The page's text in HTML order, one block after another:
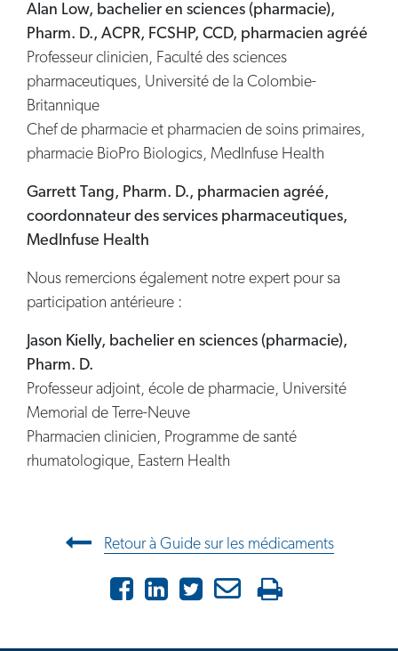
Alan Low, bachelier en sciences (pharmacie),
Pharm. D., ACPR, FCSHP, CCD, pharmacien agréé
Professeur clinicien, Faculté des sciences
pharmaceutiques, Université de la Colombie-
Britannique
Chef de pharmacie et pharmacien de soins primaires,
pharmacie BioPro Biologics, MedInfuse Health
Garrett Tang, Pharm. D., pharmacien agréé,
coordonnateur des services pharmaceutiques,
MedInfuse Health
Nous remercions également notre expert pour sa
participation antérieure :
Jason Kielly, bachelier en sciences (pharmacie),
Pharm. D.
Professeur adjoint, école de pharmacie, Université
Memorial de Terre-Neuve
Pharmacien clinicien, Programme de santé
rhumatologique, Eastern Health
Navigation entre les articles
Retour à Guide sur les médicaments
FacebookLinkedIn
X Courriel